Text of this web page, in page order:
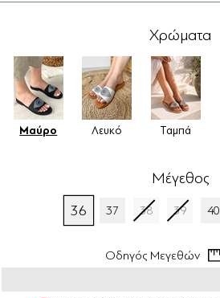
Χρώματα
Μαύρο Λευκό Ταμπά
Μέγεθος
36 37 38 39 40
Οδηγός Μεγεθών